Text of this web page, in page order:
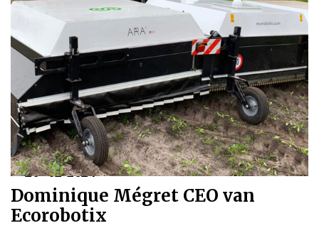
20-02-2024
Dominique Mégret CEO van
Ecorobotix